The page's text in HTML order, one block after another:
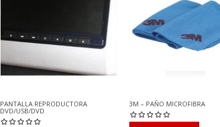
PANTALLA REPRODUCTORA
DVD/USB/DVD
3M – PAÑO MICROFIBRA